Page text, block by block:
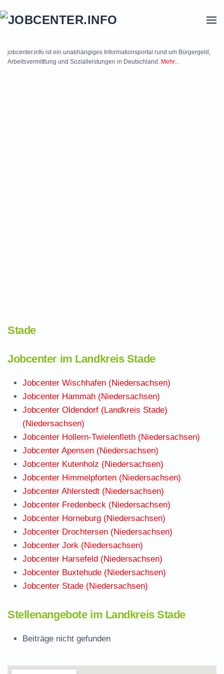
jobcenter.info ist ein unabhängiges Informationsportal rund um Bürgergeld,
Arbeitsvermittlung und Sozialleistungen in Deutschland. Mehr...
Stade
Jobcenter im Landkreis Stade
Jobcenter Wischhafen (Niedersachsen)
Jobcenter Hammah (Niedersachsen)
Jobcenter Oldendorf (Landkreis Stade)
(Niedersachsen)
Jobcenter Hollern-Twielenfleth (Niedersachsen)
Jobcenter Apensen (Niedersachsen)
Jobcenter Kutenholz (Niedersachsen)
Jobcenter Himmelpforten (Niedersachsen)
Jobcenter Ahlerstedt (Niedersachsen)
Jobcenter Fredenbeck (Niedersachsen)
Jobcenter Horneburg (Niedersachsen)
Jobcenter Drochtersen (Niedersachsen)
Jobcenter Jork (Niedersachsen)
Jobcenter Harsefeld (Niedersachsen)
Jobcenter Buxtehude (Niedersachsen)
Jobcenter Stade (Niedersachsen)
Stellenangebote im Landkreis Stade
Beiträge nicht gefunden